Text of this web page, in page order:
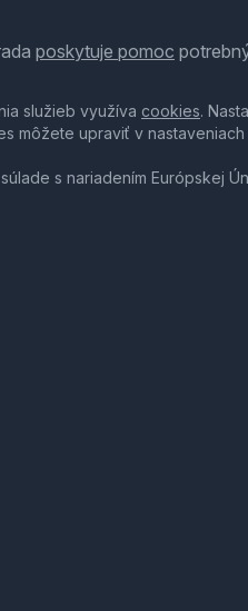
poskytuje pomoc
služieb využíva cookies.
môžete upraviť v nastaveniach
s nariadením Európskej